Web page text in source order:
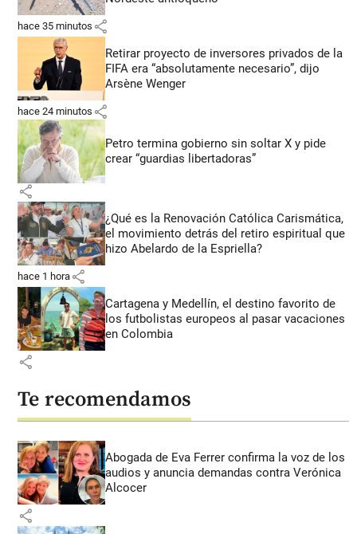
hace 35 minutos share
Retirar proyecto de inversores privados de la
FIFA era “absolutamente necesario”, dijo
Arsène Wenger
hace 24 minutos share
Petro termina gobierno sin soltar X y pide
crear “guardias libertadoras”
share
¿Qué es la Renovación Católica Carismática,
el movimiento detrás del retiro espiritual que
hizo Abelardo de la Espriella?
hace 1 hora share
Cartagena y Medellín, el destino favorito de
los futbolistas europeos al pasar vacaciones
en Colombia
share
Te recomendamos
Abogada de Eva Ferrer confirma la voz de los
audios y anuncia demandas contra Verónica
Alcocer
share